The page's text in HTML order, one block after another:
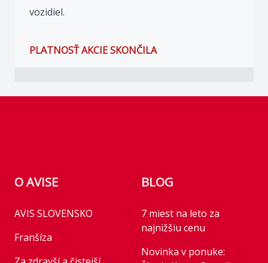
vozidiel.
PLATNOSŤ AKCIE SKONČILA
O AVISE
AVIS SLOVENSKO
Franšíza
BLOG
7 miest na leto za
najnižšiu cenu
Novinka v ponuke: